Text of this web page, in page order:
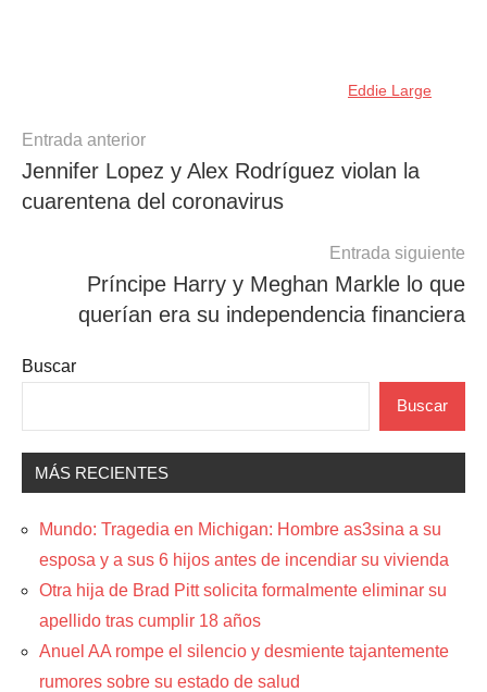
Eddie Large
Navegación
de
entradas
Entrada anterior
Jennifer Lopez y Alex Rodríguez violan la
cuarentena del coronavirus
Entrada siguiente
Príncipe Harry y Meghan Markle lo que
querían era su independencia financiera
Buscar
Buscar
MÁS RECIENTES
Mundo: Tragedia en Michigan: Hombre as3sina a su
esposa y a sus 6 hijos antes de incendiar su vivienda
Otra hija de Brad Pitt solicita formalmente eliminar su
apellido tras cumplir 18 años
Anuel AA rompe el silencio y desmiente tajantemente
rumores sobre su estado de salud